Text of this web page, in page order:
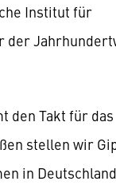
Institut für
der
den Takt für das
stellen wir
in